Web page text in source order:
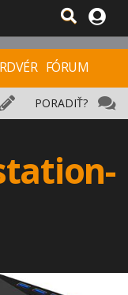
FÓRUM
PORADIŤ?